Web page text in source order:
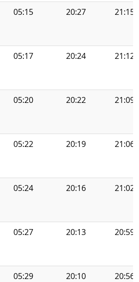
05:15 20:27 21:15
05:17 20:24 21:12
05:20 20:22 21:09
05:22 20:19 21:06
05:24 20:16 21:02
05:27 20:13 20:59
05:29 20:10 20:56